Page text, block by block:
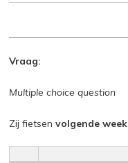
Vraag:
Multiple choice question
Zij fietsenvolgende week